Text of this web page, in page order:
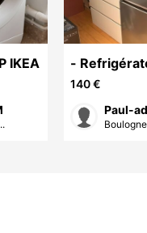
IKEA
-
BEKO
140 €
Paul-